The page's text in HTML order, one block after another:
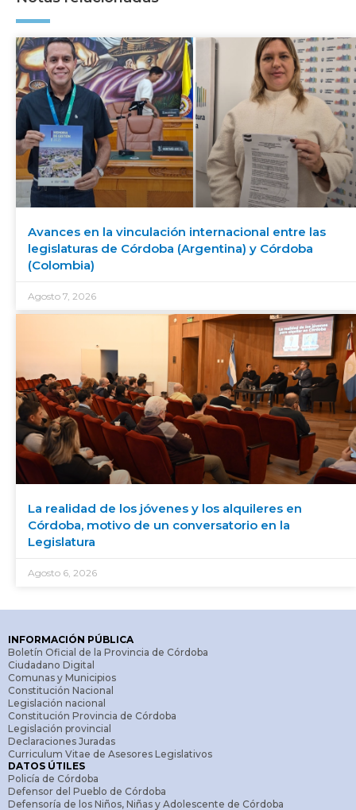
Avances en la vinculación internacional entre las
legislaturas de Córdoba (Argentina) y Córdoba
(Colombia)
Agosto 7, 2026
La realidad de los jóvenes y los alquileres en
Córdoba, motivo de un conversatorio en la
Legislatura
Agosto 6, 2026
INFORMACIÓN PÚBLICA
Boletín Oficial de la Provincia de Córdoba
Ciudadano Digital
Comunas y Municipios
Constitución Nacional
Legislación nacional
Constitución Provincia de Córdoba
Legislación provincial
Declaraciones Juradas
Curriculum Vitae de Asesores Legislativos
DATOS ÚTILES
Policía de Córdoba
Defensor del Pueblo de Córdoba
Defensoría de los Niños, Niñas y Adolescente de Córdoba